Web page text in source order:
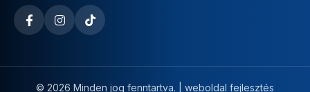
© 2026 Minden jog fenntartva. | weboldal fejlesztés